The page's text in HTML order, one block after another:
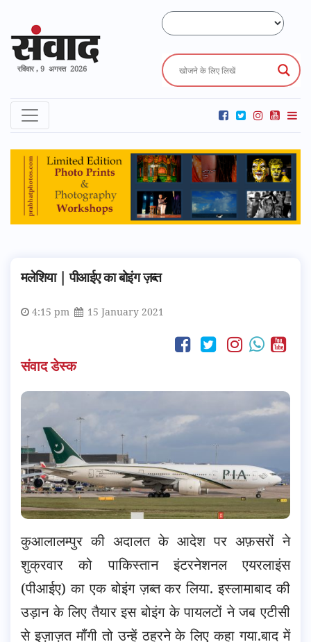
रविवार , 9 अगस्त 2026
मलेशिया | पीआईए का बोइंग ज़ब्त
4:15 pm 15 January 2021
संवाद डेस्क
कुआलालम्पुर की अदालत के आदेश पर अफ़सरों ने
शुक्रवार को पाकिस्तान इंटरनेशनल एयरलाइंस
(पीआईए) का एक बोइंग ज़ब्त कर लिया. इस्लामाबाद की
उड़ान के लिए तैयार इस बोइंग के पायलटों ने जब एटीसी
से इज़ाज़त माँगी तो उन्हें ठहरने के लिए कहा गया.बाद में